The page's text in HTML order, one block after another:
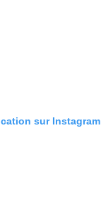
sur Instagram